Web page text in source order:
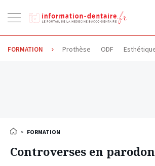
la
FORMATION Prothèse ODF
> FORMATION
Controverses en